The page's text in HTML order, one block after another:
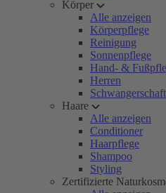
Körper
Alle anzeigen
Körperpflege
Reinigung
Sonnenpflege
Hand- &
Herren
Haare
Alle anzeigen
Conditioner
Haarpflege
Shampoo
Styling
Zertifizierte